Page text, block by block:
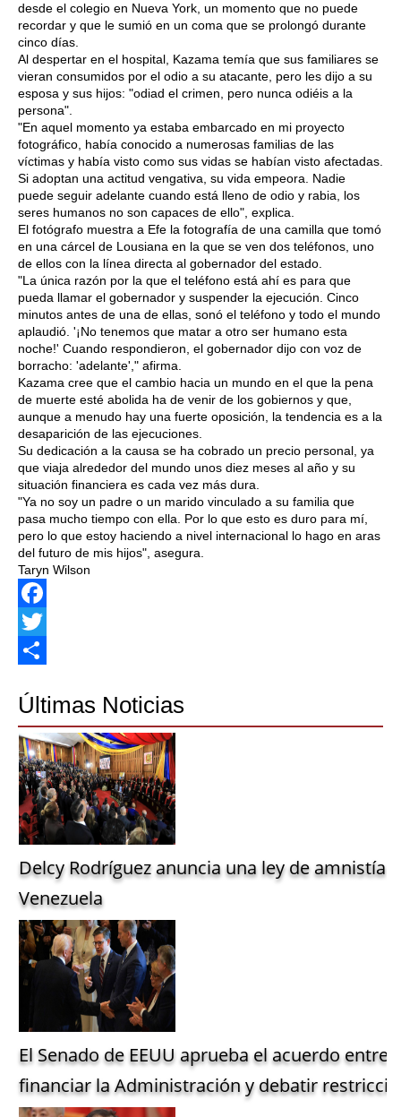
desde el colegio en Nueva York, un momento que no puede
recordar y que le sumió en un coma que se prolongó durante
cinco días.
Al despertar en el hospital, Kazama temía que sus familiares se
vieran consumidos por el odio a su atacante, pero les dijo a su
esposa y sus hijos: "odiad el crimen, pero nunca odiéis a la
persona".
"En aquel momento ya estaba embarcado en mi proyecto
fotográfico, había conocido a numerosas familias de las
víctimas y había visto como sus vidas se habían visto afectadas.
Si adoptan una actitud vengativa, su vida empeora. Nadie
puede seguir adelante cuando está lleno de odio y rabia, los
seres humanos no son capaces de ello", explica.
El fotógrafo muestra a Efe la fotografía de una camilla que tomó
en una cárcel de Lousiana en la que se ven dos teléfonos, uno
de ellos con la línea directa al gobernador del estado.
"La única razón por la que el teléfono está ahí es para que
pueda llamar el gobernador y suspender la ejecución. Cinco
minutos antes de una de ellas, sonó el teléfono y todo el mundo
aplaudió. '¡No tenemos que matar a otro ser humano esta
noche!' Cuando respondieron, el gobernador dijo con voz de
borracho: 'adelante'," afirma.
Kazama cree que el cambio hacia un mundo en el que la pena
de muerte esté abolida ha de venir de los gobiernos y que,
aunque a menudo hay una fuerte oposición, la tendencia es a la
desaparición de las ejecuciones.
Su dedicación a la causa se ha cobrado un precio personal, ya
que viaja alrededor del mundo unos diez meses al año y su
situación financiera es cada vez más dura.
"Ya no soy un padre o un marido vinculado a su familia que
pasa mucho tiempo con ella. Por lo que esto es duro para mí,
pero lo que estoy haciendo a nivel internacional lo hago en aras
del futuro de mis hijos", asegura.
Taryn Wilson
Facebook
Twitter
Últimas Noticias
Delcy Rodríguez anuncia una ley de amnistía
Venezuela
El Senado de EEUU aprueba el acuerdo entre
financiar la Administración y debatir